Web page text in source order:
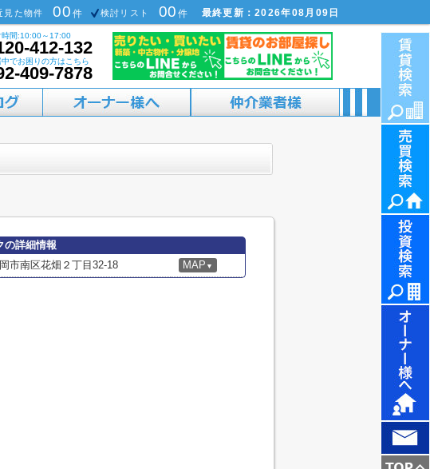
見た物件 00 件 検討リスト 00 件 最終更新：2026年08月09日
時間:10:00～17:00
412-132
中でお困りの方はこちら
409-7878
の詳細情報
市南区花畑２丁目32-18 MAP ▼